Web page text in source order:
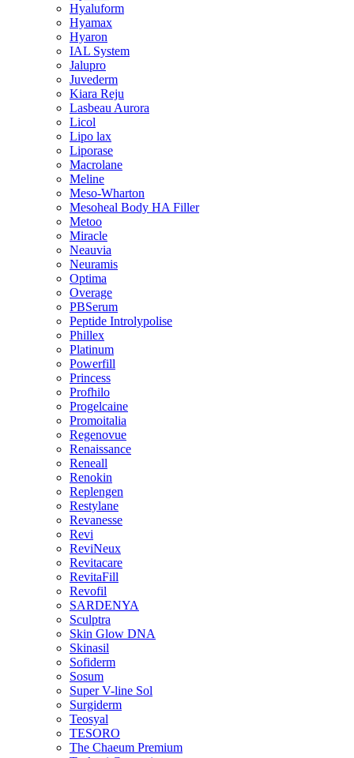
Hyaluform
Hyamax
Hyaron
IAL System
Jalupro
Juvederm
Kiara Reju
Lasbeau Aurora
Licol
Lipo lax
Liporase
Macrolane
Meline
Meso-Wharton
Mesoheal Body HA Filler
Metoo
Miracle
Neauvia
Neuramis
Optima
Overage
PBSerum
Peptide Introlypolise
Phillex
Platinum
Powerfill
Princess
Profhilo
Progelcaine
Promoitalia
Regenovue
Renaissance
Reneall
Renokin
Replengen
Restylane
Revanesse
Revi
ReviNeux
Revitacare
RevitaFill
Revofil
SARDENYA
Sculptra
Skin Glow DNA
Skinasil
Sofiderm
Sosum
Super V-line Sol
Surgiderm
Teosyal
TESORO
The Chaeum Premium